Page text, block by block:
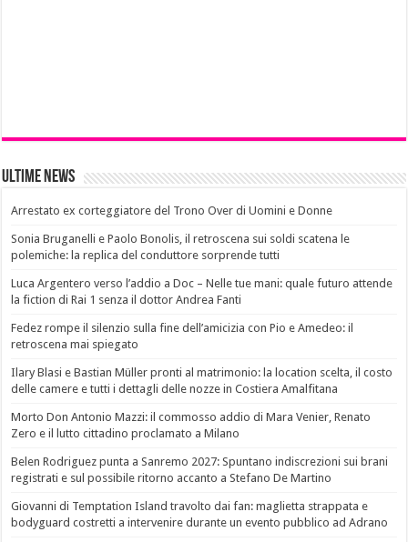
Ultime News
Arrestato ex corteggiatore del Trono Over di Uomini e Donne
Sonia Bruganelli e Paolo Bonolis, il retroscena sui soldi scatena le
polemiche: la replica del conduttore sorprende tutti
Luca Argentero verso l’addio a Doc – Nelle tue mani: quale futuro attende
la fiction di Rai 1 senza il dottor Andrea Fanti
Fedez rompe il silenzio sulla fine dell’amicizia con Pio e Amedeo: il
retroscena mai spiegato
Ilary Blasi e Bastian Müller pronti al matrimonio: la location scelta, il costo
delle camere e tutti i dettagli delle nozze in Costiera Amalfitana
Morto Don Antonio Mazzi: il commosso addio di Mara Venier, Renato
Zero e il lutto cittadino proclamato a Milano
Belen Rodriguez punta a Sanremo 2027: Spuntano indiscrezioni sui brani
registrati e sul possibile ritorno accanto a Stefano De Martino
Giovanni di Temptation Island travolto dai fan: maglietta strappata e
bodyguard costretti a intervenire durante un evento pubblico ad Adrano